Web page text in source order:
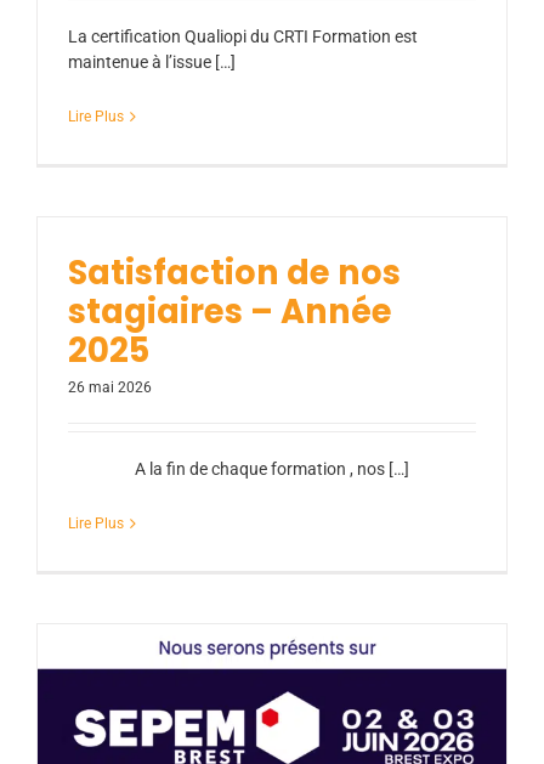
La certification Qualiopi du CRTI Formation est
maintenue à l’issue […]
Lire Plus
Satisfaction de nos
stagiaires – Année
2025
26 mai 2026
A la fin de chaque formation , nos […]
Lire Plus